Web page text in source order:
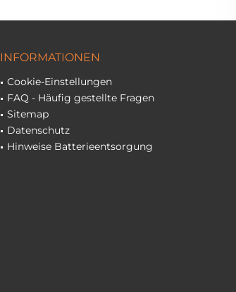
INFORMATIONEN
Cookie-Einstellungen
FAQ - Häufig gestellte Fragen
Sitemap
Datenschutz
Hinweise Batterieentsorgung